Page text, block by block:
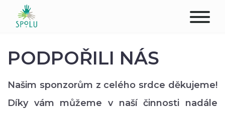
PODPOŘTE NÁS
PODPOŘILI NÁS
Našim sponzorům z celého srdce děkujeme!
Díky vám můžeme v naší činnosti nadále